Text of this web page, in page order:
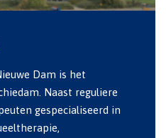
Dam is het
Naast reguliere
gespecialiseerd in